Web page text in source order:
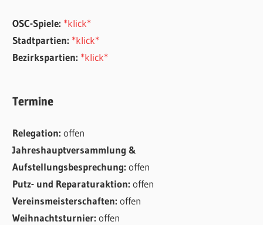
OSC-Spiele: *klick*
Stadtpartien: *klick*
Bezirkspartien: *klick*
Termine
Relegation:offen
Jahreshauptversammlung &
Aufstellungsbesprechung:offen
Putz- und Reparaturaktion:offen
Vereinsmeisterschaften:offen
Weihnachtsturnier:offen